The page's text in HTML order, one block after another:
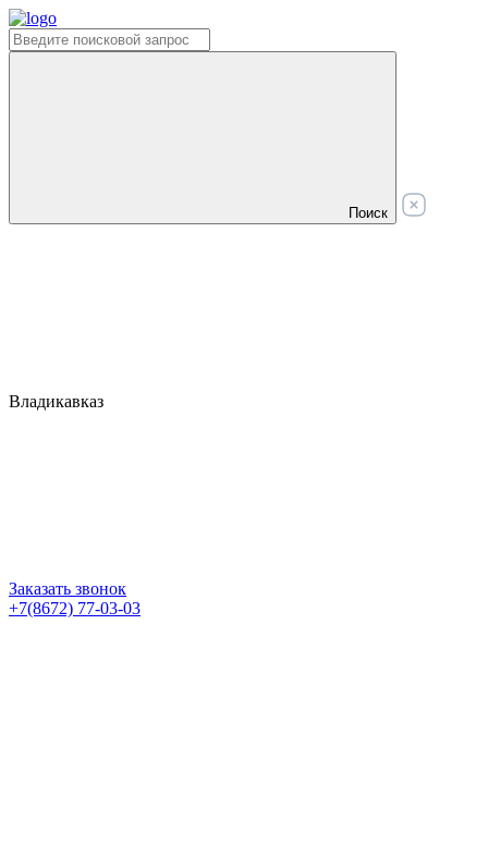
Поиск
Владикавказ
Заказать звонок
+7(8672) 77-03-03